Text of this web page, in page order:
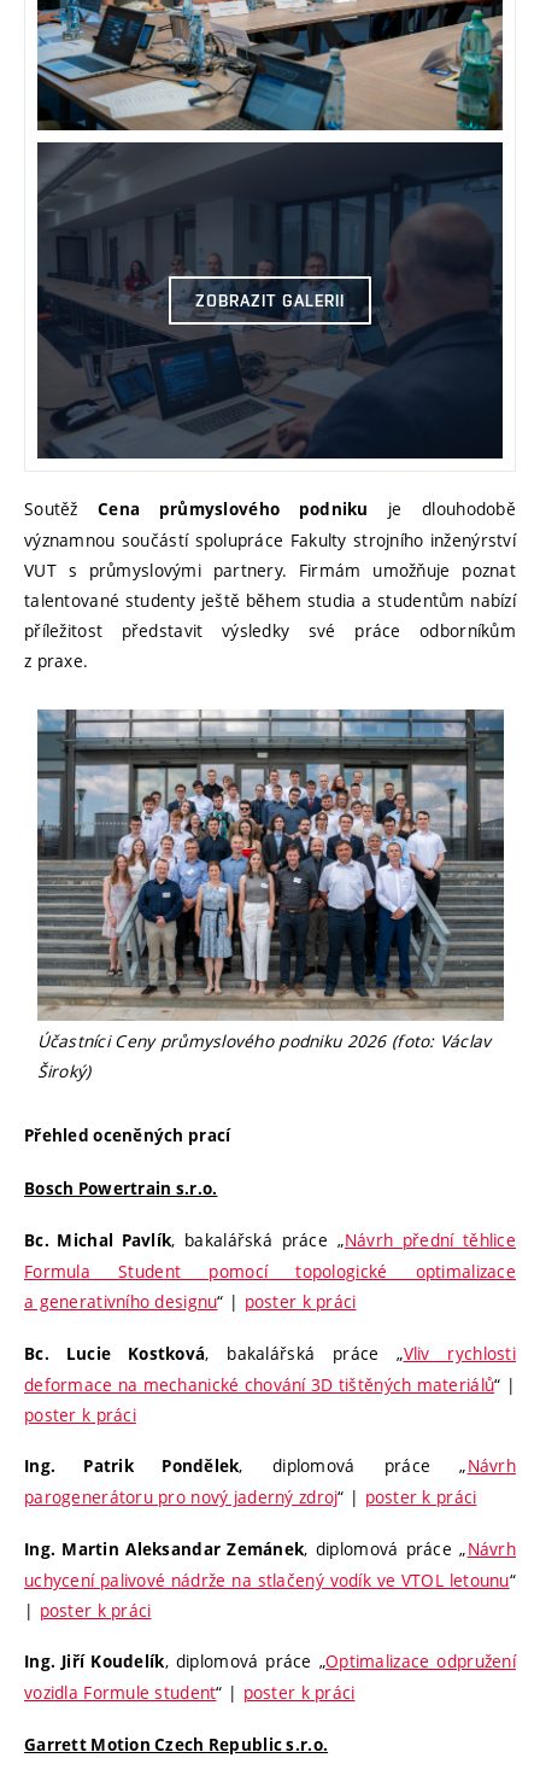
ZOBRAZIT GALERII
SoutěžCena průmyslového podniku
je dlouhodobě
významnou součástí spolupráce Fakulty strojního inženýrství
VUT s průmyslovými partnery. Firmám umožňuje poznat
talentované studenty ještě během studia a studentům nabízí
příležitost představit výsledky své práce odborníkům
z praxe.
Účastníci Ceny průmyslového podniku 2026 (foto: Václav
Široký)
Přehled oceněných prací
Bosch Powertrain s.r.o.
Bc. Michal Pavlík, bakalářská práce „Návrh přední těhlice
Formula Student pomocí topologické optimalizace
a generativního designu“ | poster k práci
Bc. Lucie Kostková, bakalářská práce „Vliv rychlosti
deformace na mechanické chování 3D tištěných materiálů“ |
poster k práci
Ing. Patrik Pondělek, diplomová práce „Návrh
parogenerátoru pro nový jaderný zdroj“ | poster k práci
Ing. Martin Aleksandar Zemánek, diplomová práce „Návrh
uchycení palivové nádrže na stlačený vodík ve VTOL letounu“
| poster k práci
Ing. Jiří Koudelík, diplomová práce „Optimalizace odpružení
vozidla Formule student“ | poster k práci
Garrett Motion Czech Republic s.r.o.